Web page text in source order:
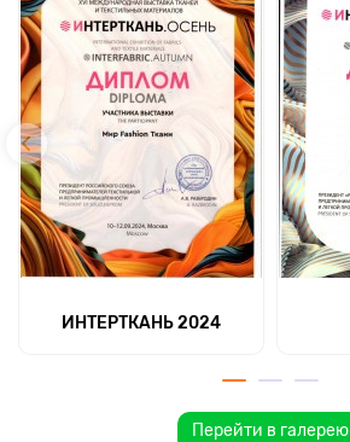
ИНТЕРТКАНЬ 2024
Перейти в галерею